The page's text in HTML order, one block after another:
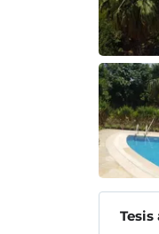
Tesis